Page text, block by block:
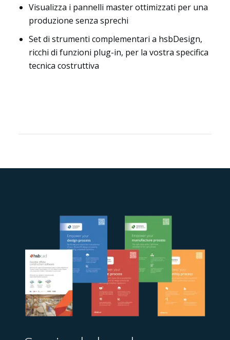
Risorse
Visualizza i pannelli master ottimizzati per una
produzione senza sprechi
Set di strumenti complementari a hsbDesign,
ricchi di funzioni plug-in, per la vostra specifica
tecnica costruttiva